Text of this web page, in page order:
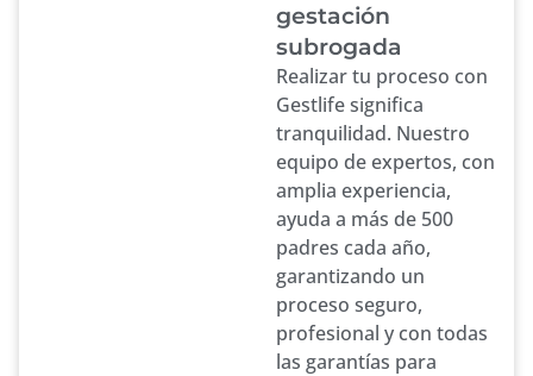
gestación
subrogada
Realizar tu proceso con
Gestlife significa
tranquilidad. Nuestro
equipo de expertos, con
amplia experiencia,
ayuda a más de 500
padres cada año,
garantizando un
proceso seguro,
profesional y con todas
las garantías para